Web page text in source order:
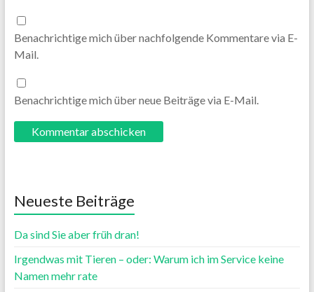
Benachrichtige mich über nachfolgende Kommentare via E-
Mail.
Benachrichtige mich über neue Beiträge via E-Mail.
Neueste Beiträge
Da sind Sie aber früh dran!
Irgendwas mit Tieren – oder: Warum ich im Service keine
Namen mehr rate